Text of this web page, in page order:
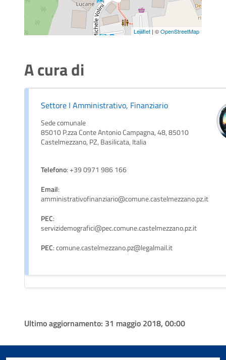
Leaflet | ©OpenStreetMap
A cura di
Settore I Amministrativo, Finanziario
Sede comunale
85010 P.zza Conte Antonio Campagna, 48, 85010
Castelmezzano, PZ, Basilicata, Italia
Telefono: +39 0971 986 166
Email:
amministrativofinanziario@comune.castelmezzano.pz.it
PEC:
servizidemografici@pec.comune.castelmezzano.pz.it
PEC: comune.castelmezzano.pz@legalmail.it
Ultimo aggiornamento: 31 maggio 2018, 00:00